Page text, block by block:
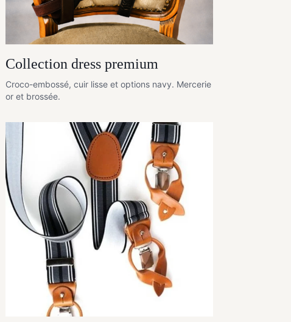
Collection dress premium
Croco-embossé, cuir lisse et options navy. Mercerie
or et brossée.